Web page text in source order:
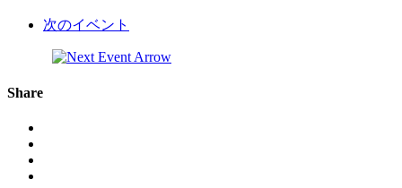
次のイベント
Share